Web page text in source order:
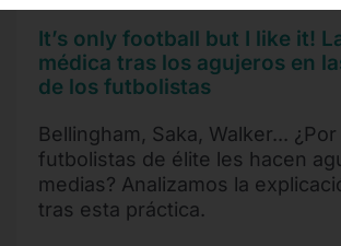
It’s only football but I like it!
médica tras los agujeros en
de los futbolistas
Bellingham, Saka, Walker...
futbolistas de élite les hacen
medias? Analizamos la
tras esta práctica.